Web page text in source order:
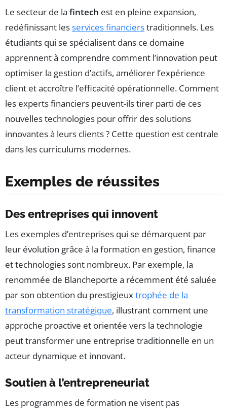
Le secteur de la fintech est en pleine expansion,
redéfinissant lesservices financierstraditionnels. Les
étudiants qui se spécialisent dans ce domaine
apprennent à comprendre comment l’innovation peut
optimiser la gestion d’actifs, améliorer l’expérience
client et accroître l’efficacité opérationnelle. Comment
les experts financiers peuvent-ils tirer parti de ces
nouvelles technologies pour offrir des solutions
innovantes à leurs clients ? Cette question est centrale
dans les curriculums modernes.
Exemples de réussites
Des entreprises qui innovent
Les exemples d’entreprises qui se démarquent par
leur évolution grâce à la formation en gestion, finance
et technologies sont nombreux. Par exemple, la
renommée de Blancheporte a récemment été saluée
par son obtention du prestigieuxtrophée de la
transformation stratégique, illustrant comment une
approche proactive et orientée vers la technologie
peut transformer une entreprise traditionnelle en un
acteur dynamique et innovant.
Soutien à l’entrepreneuriat
Les programmes de formation ne visent pas